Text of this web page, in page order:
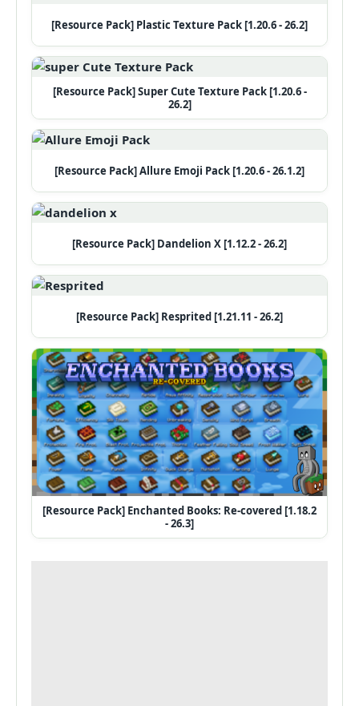
[Resource Pack] Plastic Texture Pack [1.20.6 - 26.2]
[Resource Pack] Super Cute Texture Pack [1.20.6 -
26.2]
[Resource Pack] Allure Emoji Pack [1.20.6 - 26.1.2]
[Resource Pack] Dandelion X [1.12.2 - 26.2]
[Resource Pack] Resprited [1.21.11 - 26.2]
[Resource Pack] Enchanted Books: Re-covered [1.18.2
- 26.3]